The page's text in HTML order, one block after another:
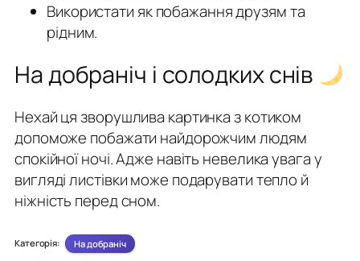
Використати як побажання друзям та
рідним.
На добраніч і солодких снів
Нехай ця зворушлива картинка з котиком
допоможе побажати найдорожчим людям
спокійної ночі. Адже навіть невелика увага у
вигляді листівки може подарувати тепло й
ніжність перед сном.
Категорія: На добраніч